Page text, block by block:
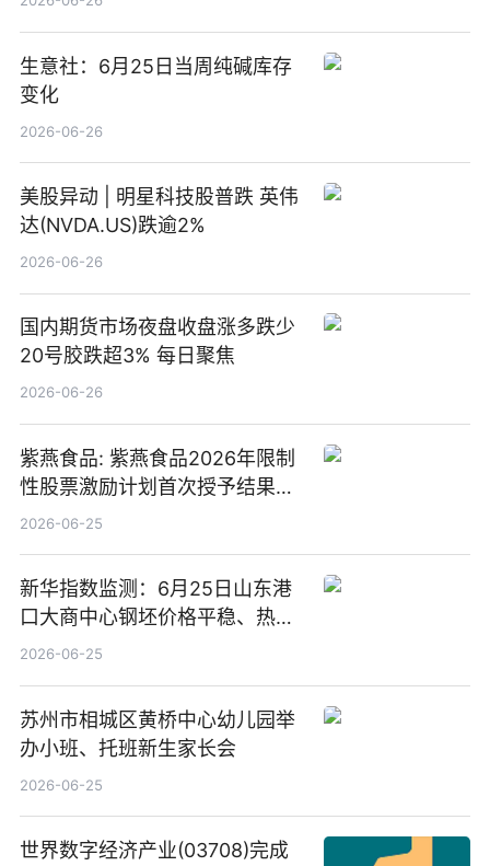
生意社：6月25日当周纯碱库存
变化
2026-06-26
美股异动 | 明星科技股普跌 英伟
达(NVDA.US)跌逾2%
2026-06-26
国内期货市场夜盘收盘涨多跌少
20号胶跌超3% 每日聚焦
2026-06-26
紫燕食品: 紫燕食品2026年限制
性股票激励计划首次授予结果公
告-微资讯
2026-06-25
新华指数监测：6月25日山东港
口大商中心钢坯价格平稳、热轧
C料价格微幅下跌
2026-06-25
苏州市相城区黄桥中心幼儿园举
办小班、托班新生家长会
2026-06-25
世界数字经济产业(03708)完成